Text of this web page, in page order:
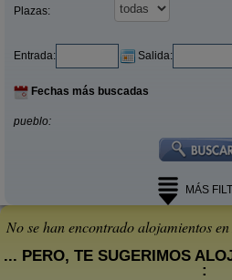
Plazas:
Entrada: Salida:
Fechas más buscadas
pueblo:
MÁS
No se han encontrado alojamientos en
... PERO, TE SUGERIMOS
: